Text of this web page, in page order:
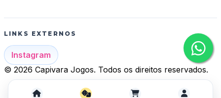
LINKS EXTERNOS
Instagram
© 2026 Capivara Jogos. Todos os direitos reservados.